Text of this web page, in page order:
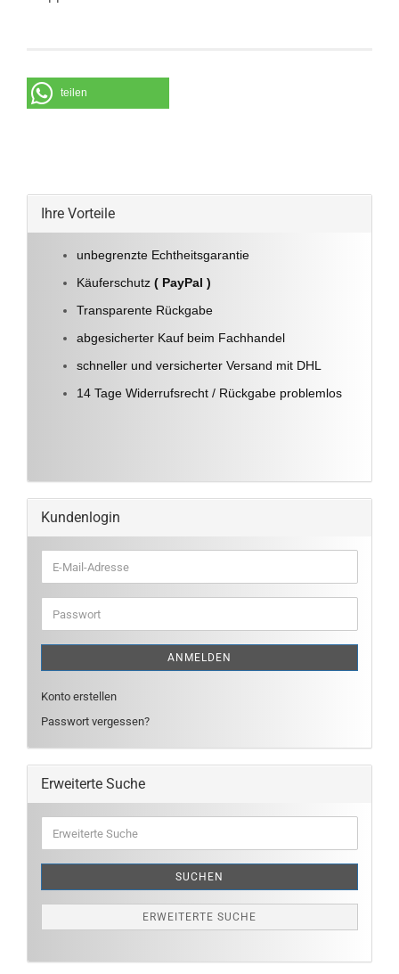
teilen
Ihre Vorteile
unbegrenzte Echtheitsgarantie
Käuferschutz ( PayPal )
Transparente Rückgabe
abgesicherter Kauf beim Fachhandel
schneller und versicherter Versand mit DHL
14 Tage Widerrufsrecht / Rückgabe problemlos
Kundenlogin
E-
Mail-
Adresse
Passwort
ANMELDEN
Konto erstellen
Passwort vergessen?
Erweiterte Suche
Suche
SUCHEN
ERWEITERTE SUCHE